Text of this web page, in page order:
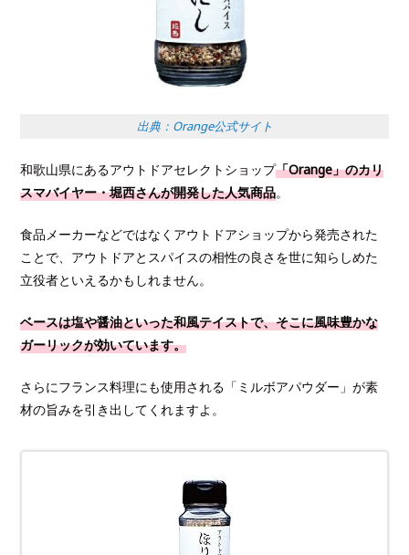
出典：Orange公式サイト
和歌山県にあるアウトドアセレクトショップ「Orange」のカリ
スマバイヤー・堀西さんが開発した人気商品。
食品メーカーなどではなくアウトドアショップから発売された
ことで、アウトドアとスパイスの相性の良さを世に知らしめた
立役者といえるかもしれません。
ベースは塩や醤油といった和風テイストで、そこに風味豊かな
ガーリックが効いています。
さらにフランス料理にも使用される「ミルボアパウダー」が素
材の旨みを引き出してくれますよ。